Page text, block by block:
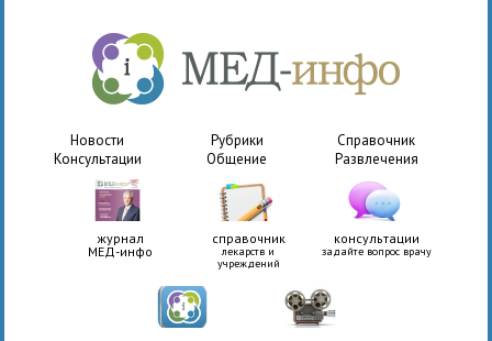
Новости Рубрики
Справочник
Консультации
Общение Развлечения
журнал
МЕД-инфо
справочник
лекарств и
учреждений
консультации
задайте вопрос врачу